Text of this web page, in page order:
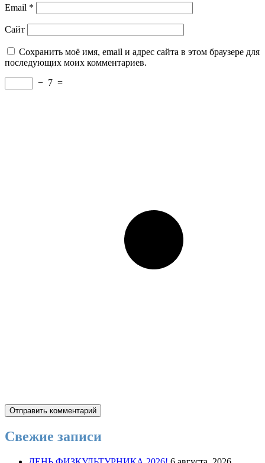
Email *
Сайт
Сохранить моё имя, email и адрес сайта в этом браузере для
последующих моих комментариев.
− 7 =
Свежие записи